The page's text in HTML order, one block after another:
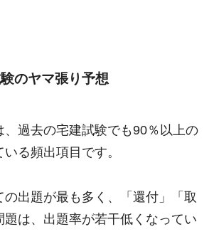
のヤマ張り予想
、過去の宅建試験でも90％以上の
る頻出項目です。
の出題が最も多く、「還付」「取
題は、出題率が若干低くなってい